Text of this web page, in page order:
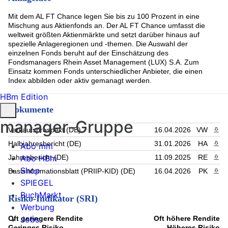
(2.41%)
M&G(L)IF1-M&G(L)Euro.Str.Val. Act. Nom. CI EUR Dis. oN
(2.39%)
CM-AM CONVICTIONS EURO Act. au Port. IC EUR Acc. oN
(2.31%)
BlueBay Fds-Inv.Gr.Euro Gov.Bd Namens-Ant. I-EUR(AIDiv)
o.N. (1.56%)
KK EUR645178 (1.53%)
AGIF-All.Europe Eq.Gro.Select Inhaber Anteile I (EUR) o.N.
(1.49%)
PIMCO Fds GIS - Income Fund Reg. Sh. Inst. EUR H. Inc.o.N.
(1.41%)
Schroder ISF EURO Corp Bd C Dis EUR AV (1.3%)
T Rowe Price Fds SICAV Euro Corp Bd I9 Cap (1.08%)
AMUNDI EUR EQ VALUE-I2 EUR C (0.98%)
Comgest Growth PLC-Europe Regist.Shares EUR (DIS) o.N.
(0.91%)
Rest (5.03%)
Mit dem AL FT Chance legen Sie bis zu 100 Prozent in eine
Mischung aus Aktienfonds an. Der AL FT Chance umfasst die
weltweit größten Aktienmärkte und setzt darüber hinaus auf
spezielle Anlageregionen und -themen. Die Auswahl der
einzelnen Fonds beruht auf der Einschätzung des
Fondsmanagers Rhein Asset Management (LUX) S.A. Zum
Einsatz kommen Fonds unterschiedlicher Anbieter, die einen
Index abbilden oder aktiv gemanagt werden.
Dokumente
Verkaufsprospekt (DE) 16.04.2026 VW
Halbjahresbericht (DE)
31.01.2026 HA
Jahresbericht (DE)
11.09.2025 RE
Basisinformationsblatt (PRIIP-KID) (DE)
16.04.2026 PK
Risiko-Indikator (SRI)
Oft geringere Rendite
Oft höhere Rendite
HBm Edition
manager-Gruppe
Abo mm
Abo HBm
Shop
SPIEGEL
BuchMarkt
Werbung
Jobs